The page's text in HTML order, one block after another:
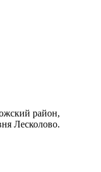
район,
Лесколово.